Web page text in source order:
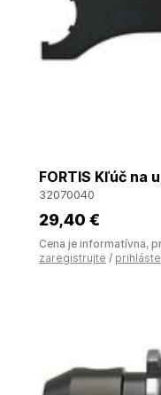
FORTIS Kľúč na
32070040
29,40 €
Cena je informatívna,
zaregistrujte / prihláste